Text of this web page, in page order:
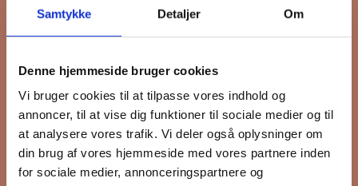
Samtykke Detaljer Om
Denne hjemmeside bruger cookies
Vi bruger cookies til at tilpasse vores indhold og
annoncer, til at vise dig funktioner til sociale medier og til
at analysere vores trafik. Vi deler også oplysninger om
din brug af vores hjemmeside med vores partnere inden
for sociale medier, annonceringspartnere og
Tilmeld dig FB
nyhedsbrev
Hold dig opdateret på hvad der sker